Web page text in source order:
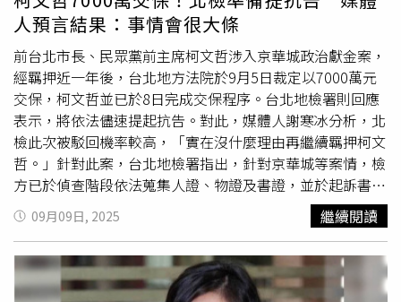
擇接受哪一個彩蛋的挑戰，同時還可指定一位對手也必須作
答。主辦單位說，這個環節將使得四位選將究竟要合縱連橫
還是捉對廝殺，還有一番角力。主辦單位強調，首場《國民
黨主席大辯論》除了將在YouTube中天新聞24小時直播外，
包含中天新聞YT頻道、大新聞大爆卦YT頻道、頭條開講YT
頻道也會同步直播。此外，中視新聞154台、中視新聞YT頻
道、庶民大頭家YT頻道，還有中時新聞網YT頻道也將同步聯
播，也會針對四強辯論表現舉行線上投票，各主席參選人的
人氣表現，將立刻受到網友點評。
人預言結果：事情會很大條
前台北市長、民眾黨前主席柯文哲涉入京華城政治獻金案，
經羈押近一年後，台北地方法院於9月5日裁定以7000萬元
交保，柯文哲並已於8日完成交保程序。台北地檢署則回應
表示，將依法儘速提起抗告。對此，媒體人謝寒冰分析，北
檢此次被駁回機率較高，「實在沒什麼理由再繼續羈押柯文
哲。」針對此案，台北地檢署指出，針對京華城等案情，檢
方已於偵查階段依法蒐集人證、物證及書證，並於起訴書中
詳列相關內容。該起訴書共3冊、總計894頁。此外，在審
判過程中，檢方亦持續提出證據調查聲請，並進行證人交互
詰問，以履行舉證責任。地檢署強調，自起訴以來，法院曾
3度裁定延長羈押，且每次裁定皆認定柯文哲涉嫌違反《貪
污治罪條例》中的違背職務收賄罪、主管及監督事務圖利
09月09日, 2025 繼續閱讀